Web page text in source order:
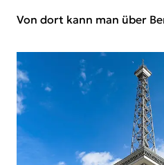
Von dort kann man über